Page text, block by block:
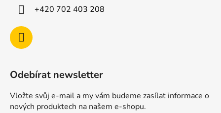
+420 702 403 208
Odebírat newsletter
Vložte svůj e-mail a my vám budeme zasílat informace o
nových produktech na našem e-shopu.